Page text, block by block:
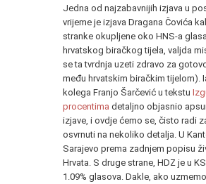
Jedna od najzabavnijih izjava u
vrijeme je izjava Dragana Čovića
stranke okupljene oko HNS-a
hrvatskog biračkog tijela, valjda
se ta tvrdnja uzeti zdravo za
među hrvatskim biračkim tijelom).
kolega Franjo Šarčević u tekstu
procentima detaljno objasnio
izjave, i ovdje ćemo se, čisto radi
osvrnuti na nekoliko detalja. U
Sarajevo prema zadnjem popisu
Hrvata. S druge strane, HDZ je u
1.09% glasova. Dakle, ako